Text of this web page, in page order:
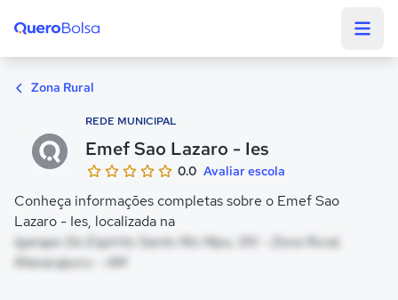
Zona Rural
REDE MUNICIPAL
Emef Sao Lazaro - Ies
0.0 Avaliar escola
Conheça informações completas sobre o Emef Sao
Lazaro - Ies, localizada na
Igarape Do Espirito Santo Rio Mpu, SN - Zona Rural,
Manacapuru - AM